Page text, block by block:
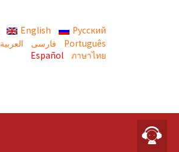
English
Русский
العربية
Português
Español
ภาษาไทย